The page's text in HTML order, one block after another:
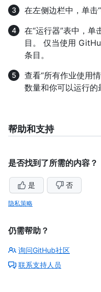
在左侧边栏中，单击
在“运行器”表中，单
目。 仅当使用
条目。
查看“所有作业使用
数量和你可以运行的
帮助和支持
是否找到了所需的内容？
是 否
隐私策略
仍需帮助？
询问GitHub社区
联系支持人员